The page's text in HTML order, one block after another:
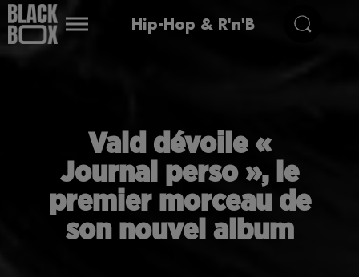
Hip-Hop & R'n'B
Vald dévoile «
Journal perso », le
premier morceau de
son nouvel album